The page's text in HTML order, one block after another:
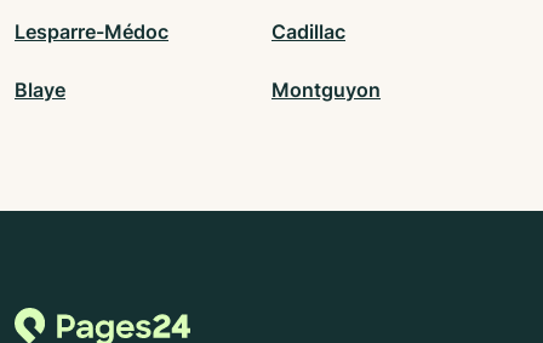
Lesparre-Médoc Cadillac
Blaye Montguyon